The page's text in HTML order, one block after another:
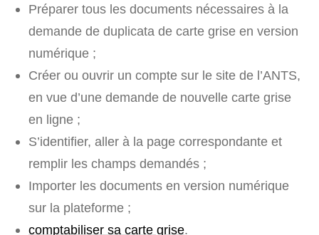
Préparer tous les documents nécessaires à la
demande de duplicata de carte grise en version
numérique ;
Créer ou ouvrir un compte sur le site de l’ANTS,
en vue d’une demande de nouvelle carte grise
en ligne ;
S’identifier, aller à la page correspondante et
remplir les champs demandés ;
Importer les documents en version numérique
sur la plateforme ;
comptabiliser sa carte grise.